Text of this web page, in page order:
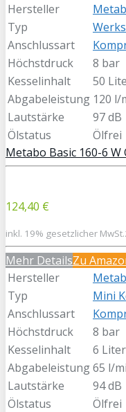
Hersteller
Typ
Anschlussart
Höchstdruck
8 bar
Kesselinhalt
50
Abgabeleistung 120 l/
Lautstärke
97 dB
Ölstatus
Ölfrei
Metabo Basic 160-6 W
124,40 €
inkl. 19% gesetzlicher MwSt.
Mehr DetailsZu
Hersteller
Typ
Mini
Anschlussart
Höchstdruck
8 bar
Kesselinhalt
6 Liter
Abgabeleistung65 l/
Lautstärke
94 dB
Ölstatus
Ölfrei